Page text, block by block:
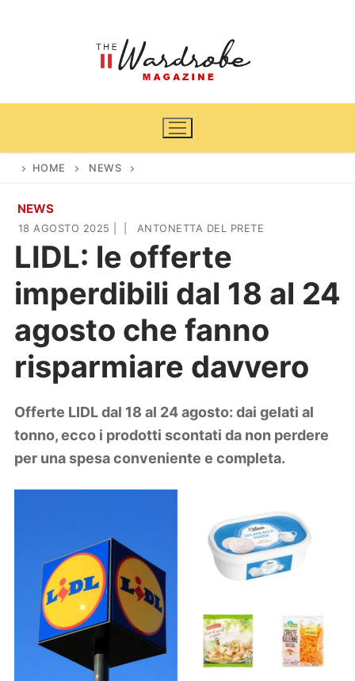
Home
News
Cinema e TV
Casa & Giardino
Arredamento
Piante e fiori
DIY
Lifestyle
Viaggi
Zodiaco
HOME NEWS
NEWS
18 AGOSTO 2025 ANTONETTA DEL PRETE
LIDL: le offerte
imperdibili dal 18 al 24
agosto che fanno
risparmiare davvero
Offerte LIDL dal 18 al 24 agosto: dai gelati al
tonno, ecco i prodotti scontati da non perdere
per una spesa conveniente e completa.